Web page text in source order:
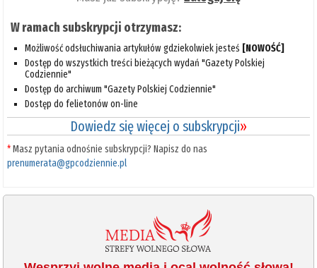
W ramach subskrypcji otrzymasz:
Możliwość odsłuchiwania artykułów gdziekolwiek jesteś [NOWOŚĆ]
Dostęp do wszystkich treści bieżących wydań "Gazety Polskiej
Codziennie"
Dostęp do archiwum "Gazety Polskiej Codziennie"
Dostęp do felietonów on-line
Dowiedz się więcej o subskrypcji»
*Masz pytania odnośnie subskrypcji? Napisz do nas
prenumerata@gpcodziennie.pl